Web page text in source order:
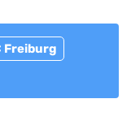
Freiburg